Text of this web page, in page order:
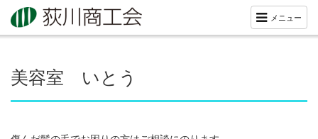
メニュー
美容室 いとう